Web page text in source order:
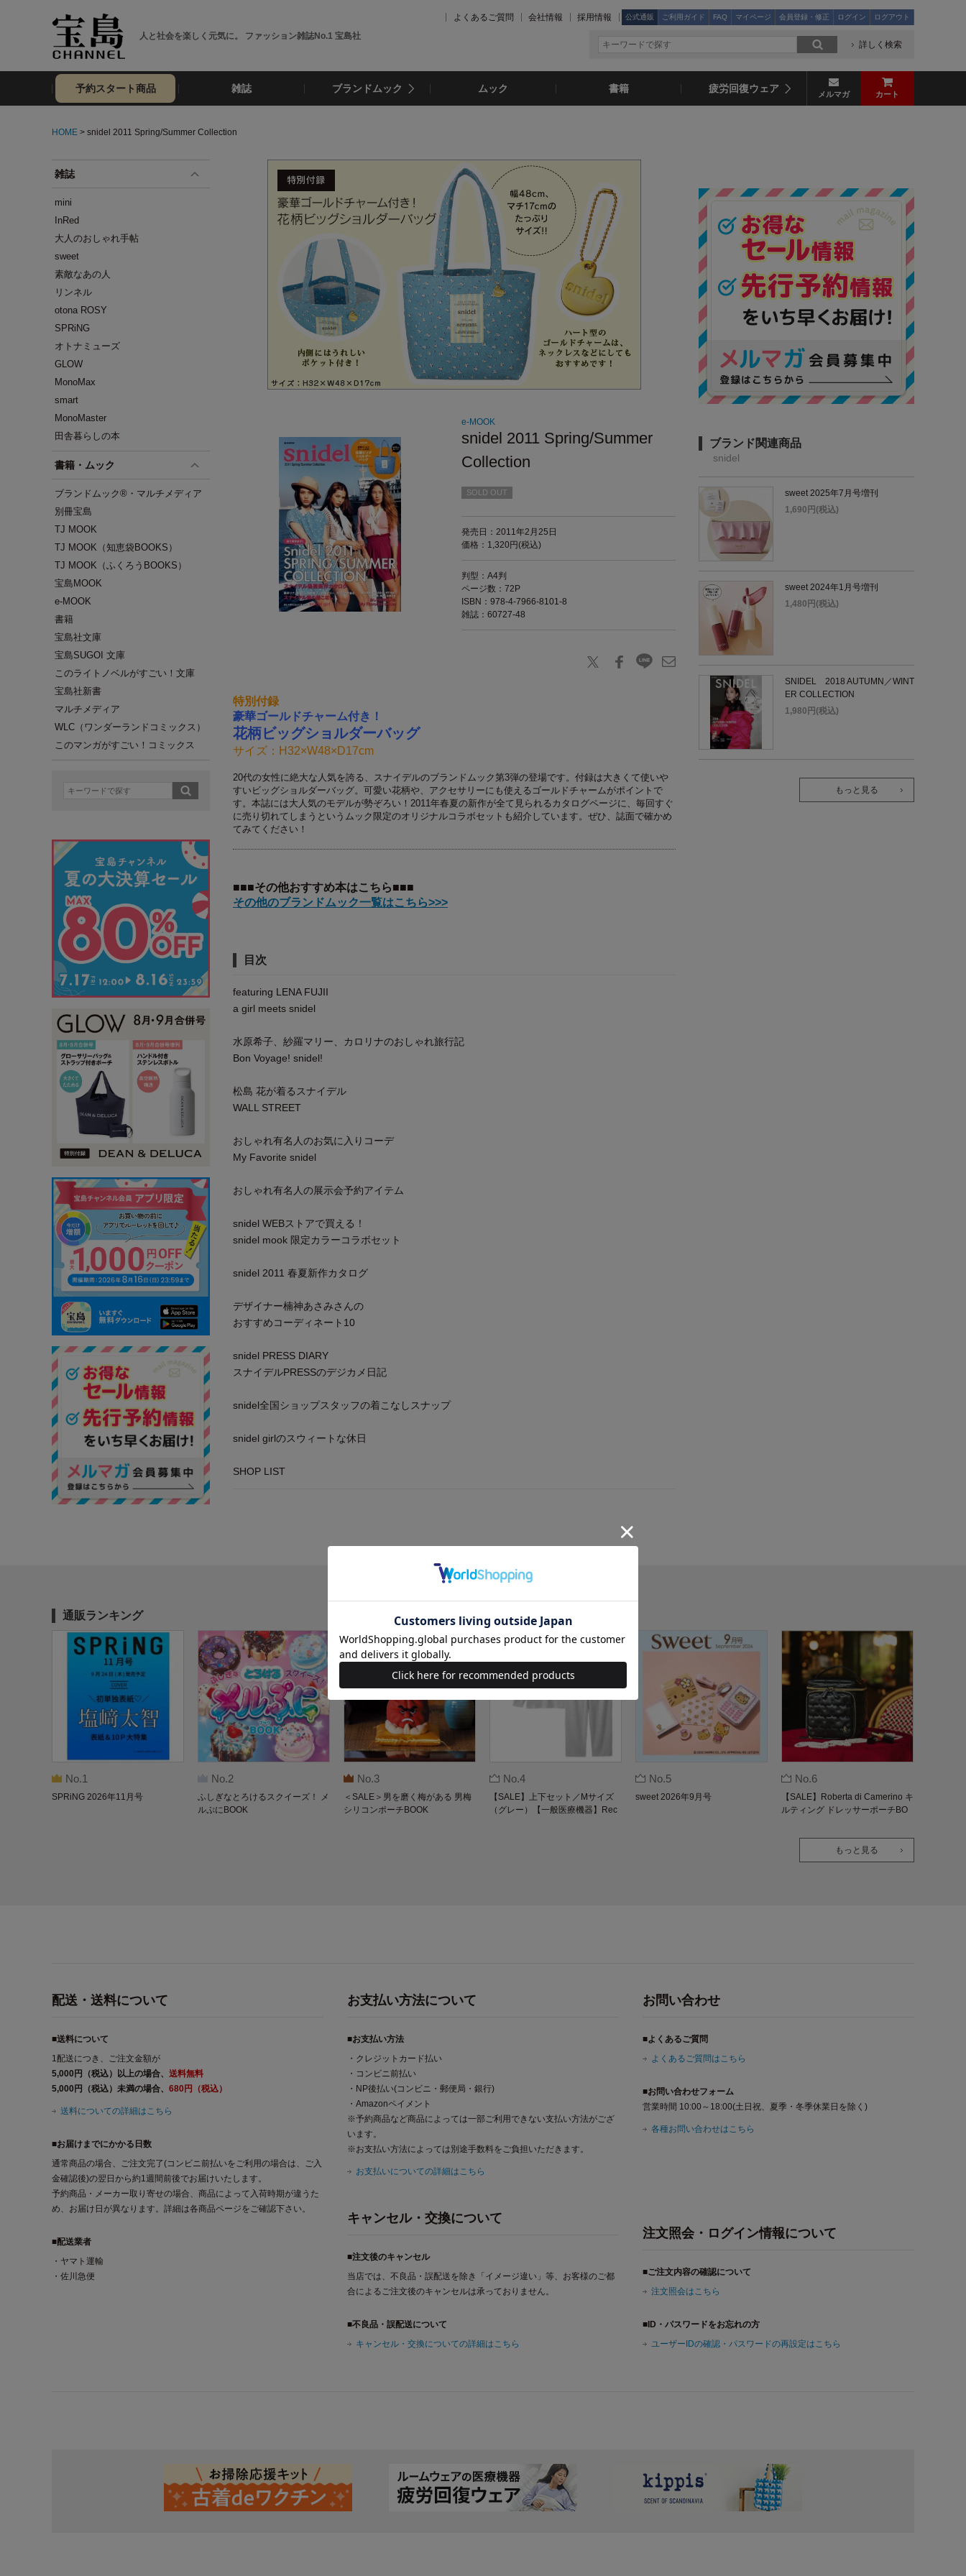
人と社会を楽しく元気に。 ファッション雑誌No.1 宝島社
よくあるご質問 会社情報 採用情報 公式通販 ご利用ガイド FAQ マイページ 会員登録・修正 ログイン ログアウト
詳しく検索
予約スタート商品 雑誌 ブランドムック ムック 書籍 疲労回復ウェア メルマガ カート
HOME > snidel 2011 Spring/Summer Collection
雑誌
mini
InRed
大人のおしゃれ手帖
sweet
素敵なあの人
リンネル
otona ROSY
SPRiNG
オトナミューズ
GLOW
MonoMax
smart
MonoMaster
田舎暮らしの本
書籍・ムック
ブランドムック®・マルチメディア
別冊宝島
TJ MOOK
TJ MOOK（知恵袋BOOKS）
TJ MOOK（ふくろうBOOKS）
宝島MOOK
e-MOOK
書籍
宝島社文庫
宝島SUGOI 文庫
このライトノベルがすごい！文庫
宝島社新書
マルチメディア
WLC（ワンダーランドコミックス）
このマンガがすごい！コミックス
e-MOOK
snidel 2011 Spring/Summer
Collection
SOLD OUT
発売日：2011年2月25日
価格：1,320円(税込)
判型：A4判
ページ数：72P
ISBN：978-4-7966-8101-8
雑誌：60727-48
特別付録
豪華ゴールドチャーム付き！
花柄ビッグショルダーバッグ
サイズ：H32×W48×D17cm
20代の女性に絶大な人気を誇る、スナイデルのブランドムック第3弾の登場です。付録は大きくて使いや
すいビッグショルダーバッグ。可愛い花柄や、アクセサリーにも使えるゴールドチャームがポイントで
す。本誌には大人気のモデルが勢ぞろい！2011年春夏の新作が全て見られるカタログページに、毎回すぐ
に売り切れてしまうというムック限定のオリジナルコラボセットも紹介しています。ぜひ、誌面で確かめ
てみてください！
■■■その他おすすめ本はこちら■■■
その他のブランドムック一覧はこちら>>>
目次
featuring LENA FUJII
a girl meets snidel
水原希子、紗羅マリー、カロリナのおしゃれ旅行記
Bon Voyage! snidel!
松島 花が着るスナイデル
WALL STREET
おしゃれ有名人のお気に入りコーデ
My Favorite snidel
おしゃれ有名人の展示会予約アイテム
snidel WEBストアで買える！
snidel mook 限定カラーコラボセット
snidel 2011 春夏新作カタログ
デザイナー楠神あさみさんの
おすすめコーディネート10
snidel PRESS DIARY
スナイデルPRESSのデジカメ日記
snidel全国ショップスタッフの着こなしスナップ
snidel girlのスウィートな休日
SHOP LIST
ブランド関連商品
snidel
sweet 2025年7月号増刊
1,690円(税込)
sweet 2024年1月号増刊
1,480円(税込)
SNIDEL 2018 AUTUMN／WINT
ER COLLECTION
1,980円(税込)
もっと見る
通販ランキング
No.1
SPRiNG 2026年11月号
No.2
ふしぎなとろけるスクイーズ！ メ
ルぷにBOOK
No.3
＜SALE＞男を磨く梅がある 男梅
シリコンポーチBOOK
No.4
【SALE】上下セット／Mサイズ
（グレー）【一般医療機器】Rec
No.5
sweet 2026年9月号
No.6
【SALE】Roberta di Camerino キ
ルティング ドレッサーポーチBO
もっと見る
配送・送料について
■送料について
1配送につき、ご注文金額が
5,000円（税込）以上の場合、 送料無料
5,000円（税込）未満の場合、 680円（税込）
送料についての詳細はこちら
■お届けまでにかかる日数
通常商品の場合、ご注文完了(コンビニ前払いをご利用の場合は、ご入
金確認後)の翌日から約1週間前後でお届けいたします。
予約商品・メーカー取り寄せの場合、商品によって入荷時期が違うた
め、お届け日が異なります。詳細は各商品ページをご確認下さい。
■配送業者
・ヤマト運輸
・佐川急便
お支払い方法について
■お支払い方法
・クレジットカード払い
・コンビニ前払い
・NP後払い(コンビニ・郵便局・銀行)
・Amazonペイメント
※予約商品など商品によっては一部ご利用できない支払い方法がござ
います。
※お支払い方法によっては別途手数料をご負担いただきます。
お支払いについての詳細はこちら
キャンセル・交換について
■注文後のキャンセル
当店では、不良品・誤配送を除き「イメージ違い」等、お客様のご都
合によるご注文後のキャンセルは承っておりません。
■不良品・誤配送について
キャンセル・交換についての詳細はこちら
お問い合わせ
■よくあるご質問
よくあるご質問はこちら
■お問い合わせフォーム
営業時間 10:00～18:00(土日祝、夏季・冬季休業日を除く)
各種お問い合わせはこちら
注文照会・ログイン情報について
■ご注文内容の確認について
注文照会はこちら
■ID・パスワードをお忘れの方
ユーザーIDの確認・パスワードの再設定はこちら